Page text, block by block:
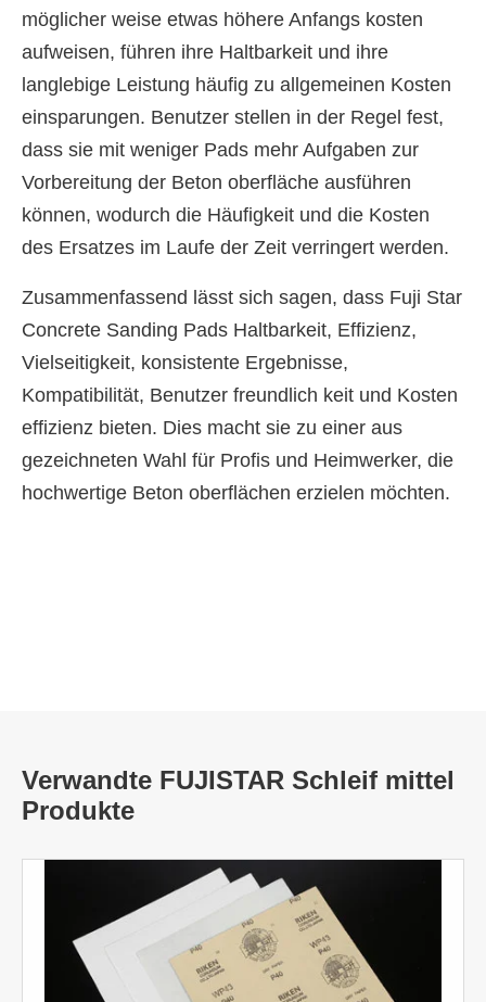
möglicher weise etwas höhere Anfangs kosten
aufweisen, führen ihre Haltbarkeit und ihre
langlebige Leistung häufig zu allgemeinen Kosten
einsparungen. Benutzer stellen in der Regel fest,
dass sie mit weniger Pads mehr Aufgaben zur
Vorbereitung der Beton oberfläche ausführen
können, wodurch die Häufigkeit und die Kosten
des Ersatzes im Laufe der Zeit verringert werden.
Zusammenfassend lässt sich sagen, dass Fuji Star
Concrete Sanding Pads Haltbarkeit, Effizienz,
Vielseitigkeit, konsistente Ergebnisse,
Kompatibilität, Benutzer freundlich keit und Kosten
effizienz bieten. Dies macht sie zu einer aus
gezeichneten Wahl für Profis und Heimwerker, die
hochwertige Beton oberflächen erzielen möchten.
Verwandte FUJISTAR Schleif mittel
Produkte